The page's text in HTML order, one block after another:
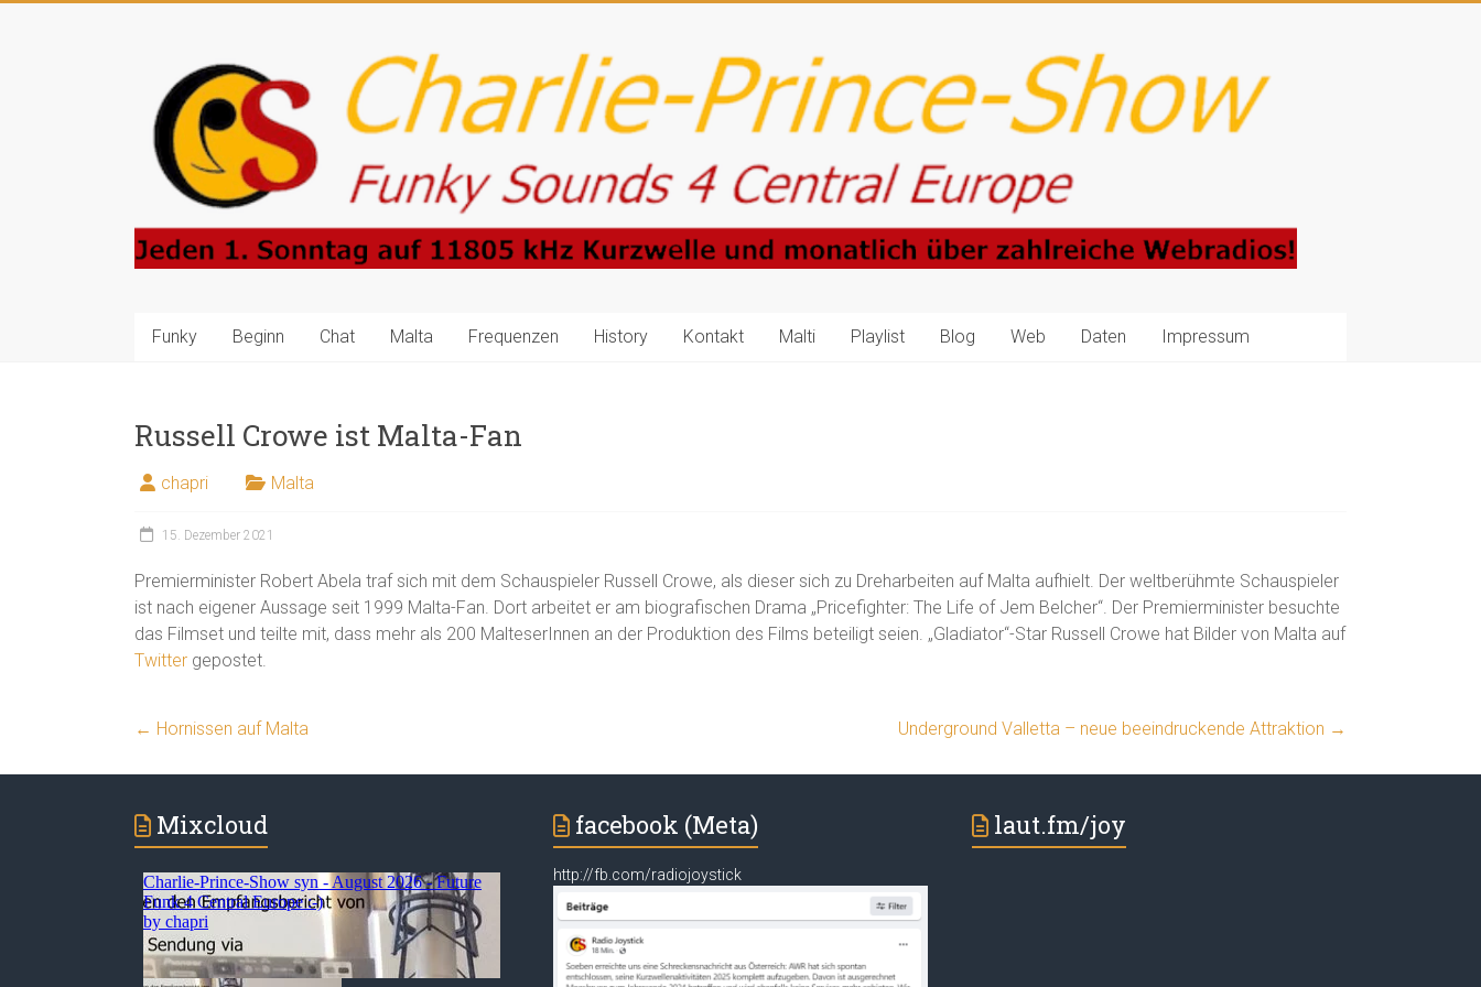
Charlie-
Prince-
Show
Funky
4
Central
Funky
Beginn Chat Malta Frequenzen History Kontakt Malti Playlist Blog Web Daten Impressum
Russell Crowe ist Malta-Fan
chapri Malta
15. Dezember 2021
Premierminister Robert Abela traf sich mit dem Schauspieler Russell Crowe, als dieser sich zu Dreharbeiten auf Malta aufhielt. Der weltberühmte Schauspieler
ist nach eigener Aussage seit 1999 Malta-Fan. Dort arbeitet er am biografischen Drama „Pricefighter: The Life of Jem Belcher“. Der Premierminister besuchte
das Filmset und teilte mit, dass mehr als 200 MalteserInnen an der Produktion des Films beteiligt seien. „Gladiator“-Star Russell Crowe hat Bilder von Malta auf
Twitter gepostet.
← Hornissen auf Malta Underground Valletta – neue beeindruckende Attraktion →
Mixcloud facebook (Meta)
http://fb.com/radiojoystick
laut.fm/joy